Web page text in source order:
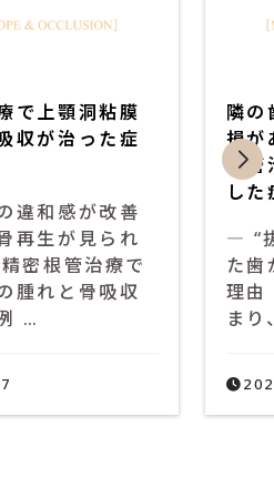
で上顎洞粘膜
収が治った症
違和感が改善
再生が見られ
密根管治療で
腫れと骨吸収
…
隣の
損が
根管
し
― “
た歯
理
ま